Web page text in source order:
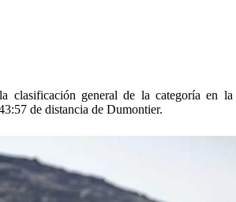
clasificación general de la categoría en
de distancia de Dumontier.